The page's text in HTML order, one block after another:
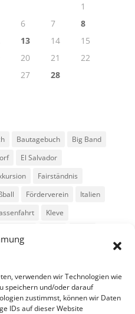
verwenden wir Technologien wie
speichern und/oder darauf
zustimmst, können wir Daten
IDs auf dieser Website
1
6 7
8
13 14
15
20 21
22
27
28
Bautagebuch
Big Band
El Salvador
Fairständnis
Förderverein
Italien
Kleve
Tag der offenen Tür
WPU Xanten